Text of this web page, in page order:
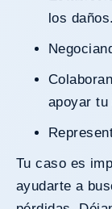
los daños.
Colaborando con testigos expertos para
apoyar tu
Tu caso es
ayudarte a